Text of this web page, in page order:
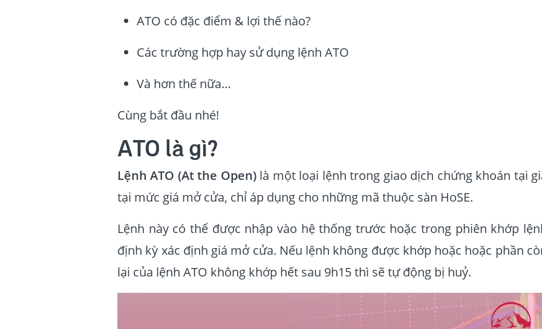
ATO có đặc điểm & lợi thế nào?
Các trường hợp hay sử dụng lệnh ATO
Và hơn thế nữa…
Cùng bắt đầu nhé!
ATO là gì?
Lệnh ATO (At the Open)là một loại lệnh trong giao dịch chứng khoán tại
tại mức giá mở cửa, chỉ áp dụng cho những mã thuộc sàn HoSE.
Lệnh này có thể được nhập vào hệ thống trước hoặc trong phiên khớp
định kỳ xác định giá mở cửa. Nếu lệnh không được khớp hoặc hoặc phần
lại của lệnh ATO không khớp hết sau 9h15 thì sẽ tự động bị huỷ.